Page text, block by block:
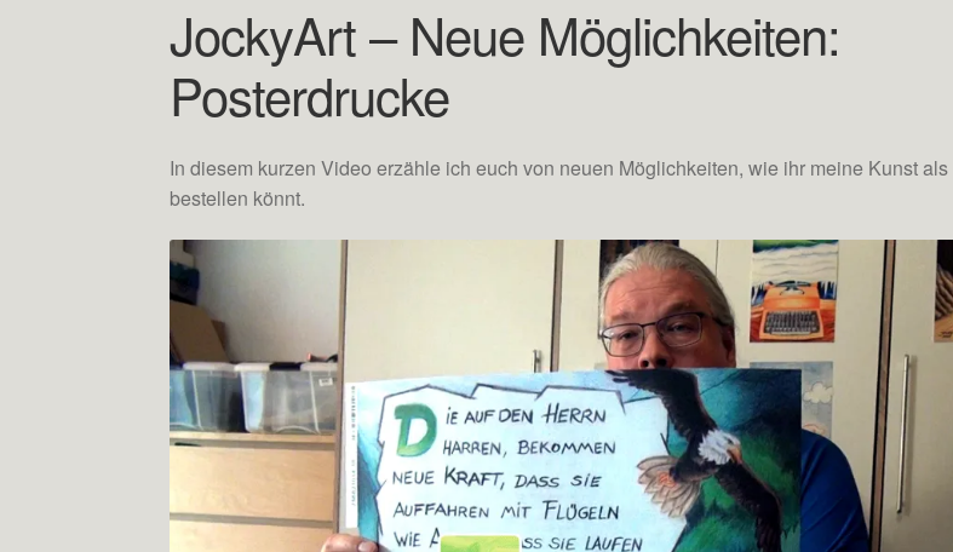
JockyArt – Neue Möglichkeiten:
Posterdrucke
In diesem kurzen Video erzähle ich euch von neuen Möglichkeiten, wie ihr meine Kunst als
bestellen könnt.